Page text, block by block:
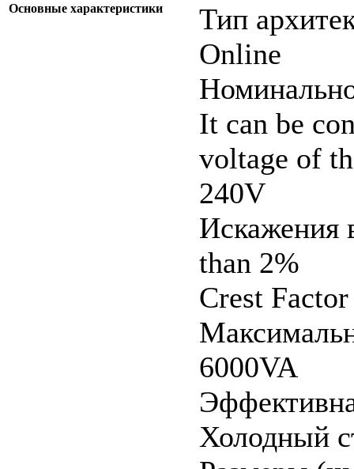
Основные характеристики
Тип
Online
It can be
voltage of
240V
Искажения
than 2%
Crest
6000VA
Холодный